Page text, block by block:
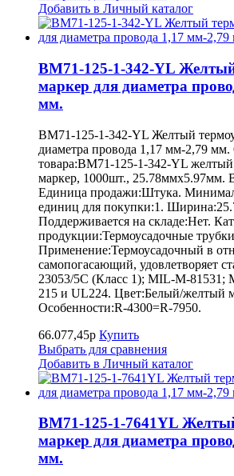
Добавить в Личный каталог
BM71-125-1-342-YL
маркер для диаметра
мм.
BM71-125-1-342-YL Желтый
диаметра провода 1,17 мм-2,79
товара:BM71-125-1-342-YL
маркер, 1000шт., 25.78ммх5.97мм.
Единица продажи:Штука.
единиц для покупки:1.
Поддерживается на складе:Нет.
продукции:Термоусадочные
Применение:Термоусадочный в
самопогасающий, удовлетворяет
23053/5C (Класс 1); MIL-M-81531;
215 и UL224. Цвет:Белый/желтый
Особенности:R-4300=R-7950.
66.077,45р Купить
Выбрать для сравнения
Добавить в Личный каталог
BM71-125-1-7641YL
маркер для диаметра
мм.